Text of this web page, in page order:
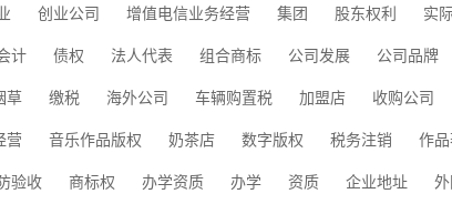
创业公司 增值电信业务经营 集团 股东权利 实
计 债权 法人代表 组合商标 公司发展 公司品牌
草 缴税 海外公司 车辆购置税 加盟店 收购公司
营 音乐作品版权 奶茶店 数字版权 税务注销 作
验收 商标权 办学资质 办学 资质 企业地址